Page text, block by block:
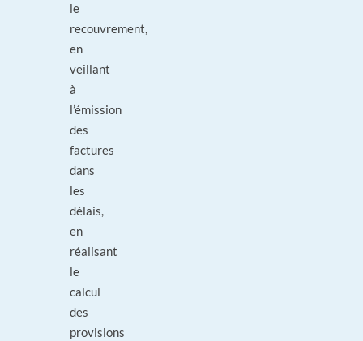
le
recouvrement,
en
veillant
à
l’émission
des
factures
dans
les
délais,
en
réalisant
le
calcul
des
provisions